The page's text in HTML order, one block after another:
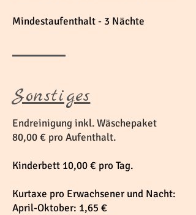
Mindestaufenthalt - 3 Nächte
Sonstiges
Endreinigung inkl. Wäschepaket
80,00 € pro Aufenthalt.
Kinderbett 10,00 € pro Tag.
Kurtaxe pro Erwachsener und Nacht:
April-Oktober: 1,65 €